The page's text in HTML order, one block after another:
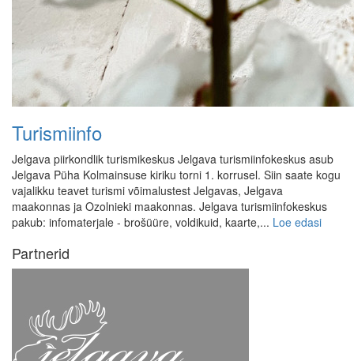
Turismiinfo
Jelgava piirkondlik turismikeskus Jelgava turismiinfokeskus asub
Jelgava Püha Kolmainsuse kiriku torni 1. korrusel. Siin saate kogu
vajalikku teavet turismi võimalustest Jelgavas, Jelgava
maakonnas ja Ozolnieki maakonnas. Jelgava turismiinfokeskus
pakub: infomaterjale - brošüüre, voldikuid, kaarte,... Loe edasi
Partnerid